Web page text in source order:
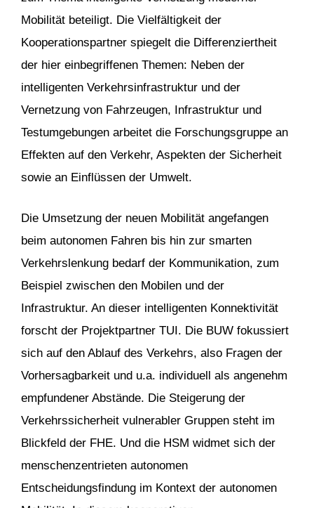
Mobilität beteiligt. Die Vielfältigkeit der
Kooperationspartner spiegelt die Differenziertheit
der hier einbegriffenen Themen: Neben der
intelligenten Verkehrsinfrastruktur und der
Vernetzung von Fahrzeugen, Infrastruktur und
Testumgebungen arbeitet die Forschungsgruppe an
Effekten auf den Verkehr, Aspekten der Sicherheit
sowie an Einflüssen der Umwelt.
Die Umsetzung der neuen Mobilität angefangen
beim autonomen Fahren bis hin zur smarten
Verkehrslenkung bedarf der Kommunikation, zum
Beispiel zwischen den Mobilen und der
Infrastruktur. An dieser intelligenten Konnektivität
forscht der Projektpartner TUI. Die BUW fokussiert
sich auf den Ablauf des Verkehrs, also Fragen der
Vorhersagbarkeit und u.a. individuell als angenehm
empfundener Abstände. Die Steigerung der
Verkehrssicherheit vulnerabler Gruppen steht im
Blickfeld der FHE. Und die HSM widmet sich der
menschenzentrieten autonomen
Entscheidungsfindung im Kontext der autonomen